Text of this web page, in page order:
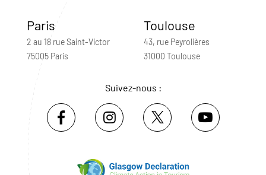
Paris
2 au 18 rue Saint-Victor
75005 Paris
Toulouse
43, rue Peyrolières
31000 Toulouse
Suivez-nous :